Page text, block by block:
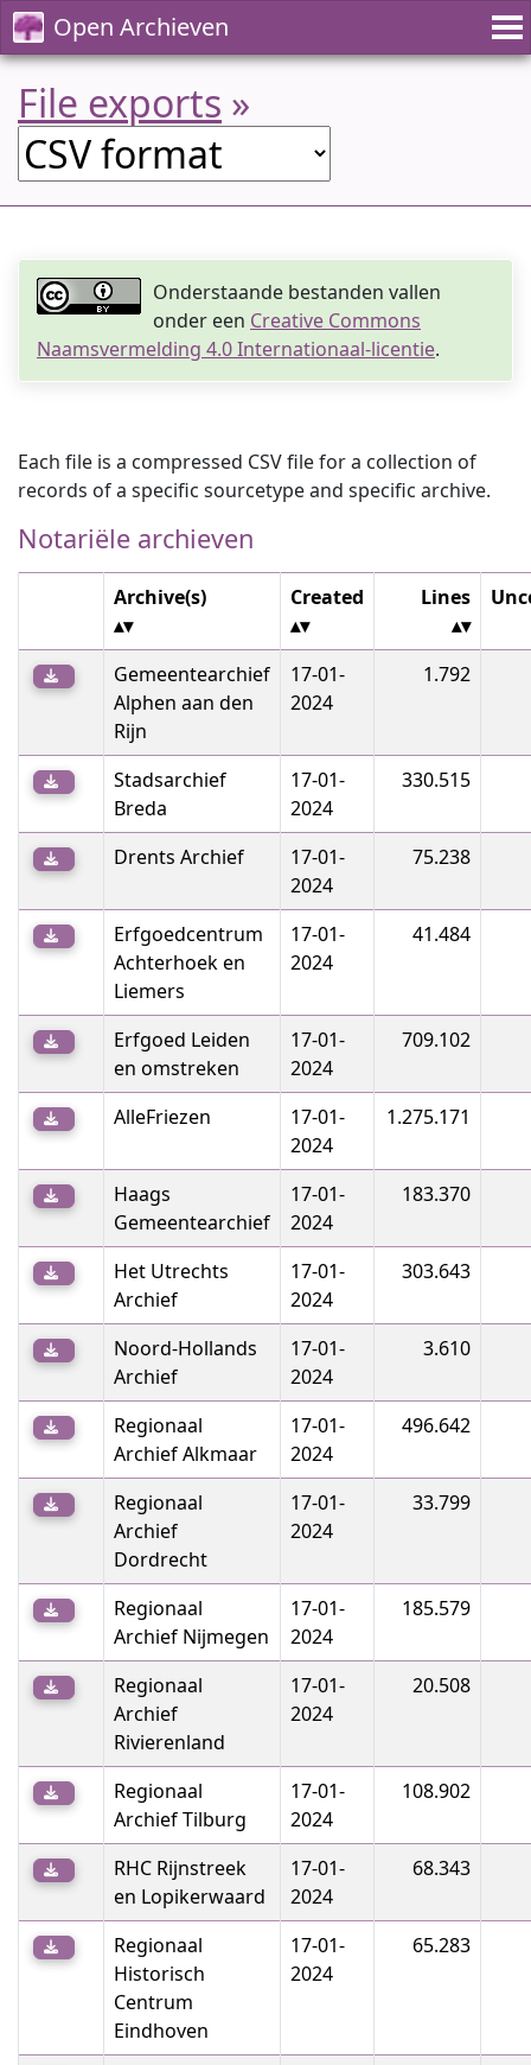
Open Archieven
File exports »
Onderstaande bestanden vallen
onder een Creative Commons
Naamsvermelding 4.0 Internationaal-licentie.
Each file is a compressed CSV file for a collection of
records of a specific sourcetype and specific archive.
Notariële archieven
Archive(s) Created Lines
Gemeentearchief
Alphen aan den
Rijn
17-01-
2024
1.792
Stadsarchief
Breda
17-01-
2024
330.515
Drents Archief
17-01-
2024
75.238
Erfgoedcentrum
Achterhoek en
Liemers
17-01-
2024
41.484
Erfgoed Leiden
en omstreken
17-01-
2024
709.102
AlleFriezen
17-01-
2024
1.275.171
Haags
Gemeentearchief
17-01-
2024
183.370
Het Utrechts
Archief
17-01-
2024
303.643
Noord-Hollands
Archief
17-01-
2024
3.610
Regionaal
Archief Alkmaar
17-01-
2024
496.642
Regionaal
Archief
Dordrecht
17-01-
2024
33.799
Regionaal
Archief Nijmegen
17-01-
2024
185.579
Regionaal
Archief
Rivierenland
17-01-
2024
20.508
Regionaal
Archief Tilburg
17-01-
2024
108.902
RHC Rijnstreek
en Lopikerwaard
17-01-
2024
68.343
Regionaal
Historisch
Centrum
Eindhoven
17-01-
2024
65.283